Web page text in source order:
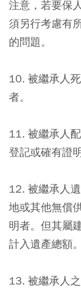
注意，若要保
須另行考慮有
的問題。
10. 被繼承人
者。
11. 被繼承人
登記或確有證明
12. 被繼承人
地或其他無償
明者。但其屬
計入遺產總額。
13. 被繼承人